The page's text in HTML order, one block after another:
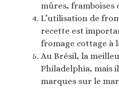
mûres, framboises
L’utilisation de
recette est
fromage cottage à
Au Brésil, la
Philadelphia, mais
marques sur le